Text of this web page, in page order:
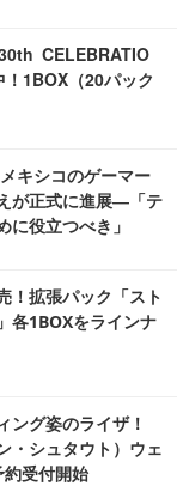
30th CELEBRATIO
1BOX（20パック
キシコのゲーマー
が正式に進展―「テ
に役立つべき」
！拡張パック「スト
各1BOXをラインナ
ング姿のライザ！
・シュタウト）ウェ
受付開始